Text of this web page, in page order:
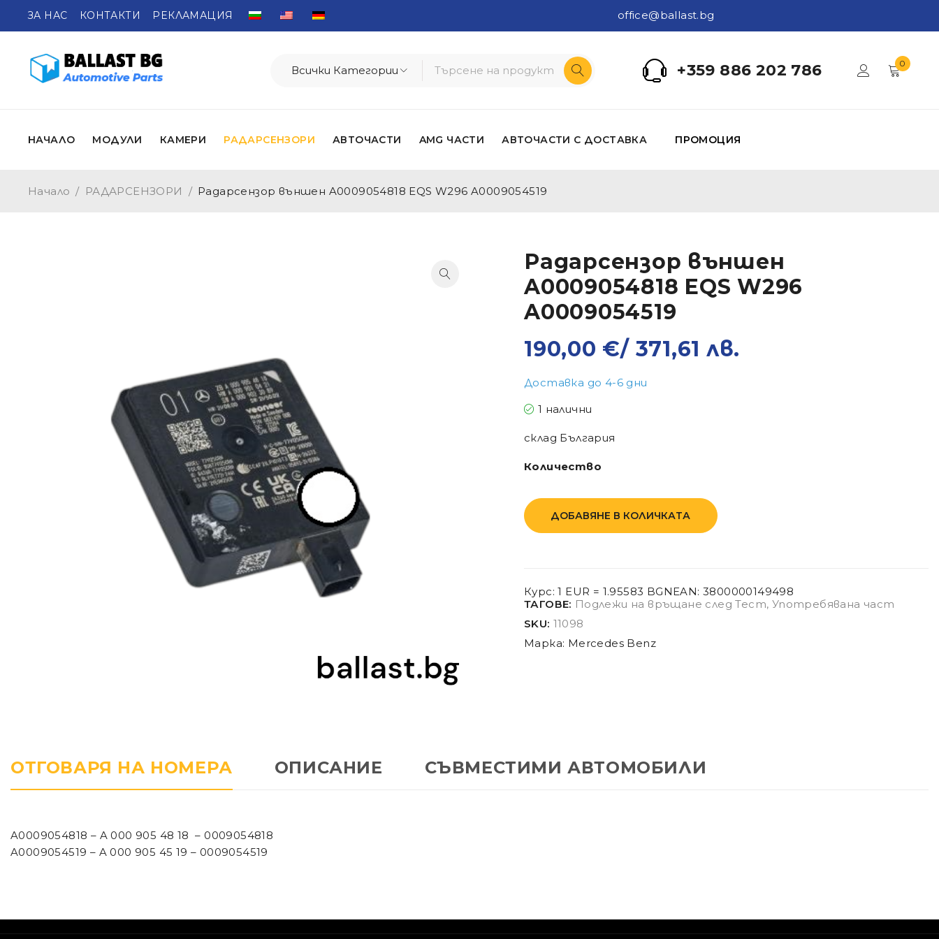
ЗА НАС КОНТАКТИ РЕКЛАМАЦИЯ office@ballast.bg
+359 886 202 786 0
НАЧАЛО МОДУЛИ КАМЕРИ РАДАРСЕНЗОРИ АВТОЧАСТИ AMG ЧАСТИ АВТОЧАСТИ С ДОСТАВКА ПРОМОЦИЯ
Начало / РАДАРСЕНЗОРИ / Радарсензор външен A0009054818 EQS W296 A0009054519
Радарсензор външен
A0009054818 EQS W296
A0009054519
190,00 €/ 371,61 лв.
Доставка до 4-6 дни
1 налични
склад България
Количество
ДОБАВЯНЕ В КОЛИЧКАТА
Курс: 1 EUR = 1.95583 BGNEAN: 3800000149498
ТАГОВЕ: Подлежи на връщане след Тест, Употребявана част
SKU: 11098
Марка: Mercedes Benz
ОТГОВАРЯ НА НОМЕРА ОПИСАНИЕ СЪВМЕСТИМИ АВТОМОБИЛИ
A0009054818 – A 000 905 48 18 – 0009054818
A0009054519 – A 000 905 45 19 – 0009054519